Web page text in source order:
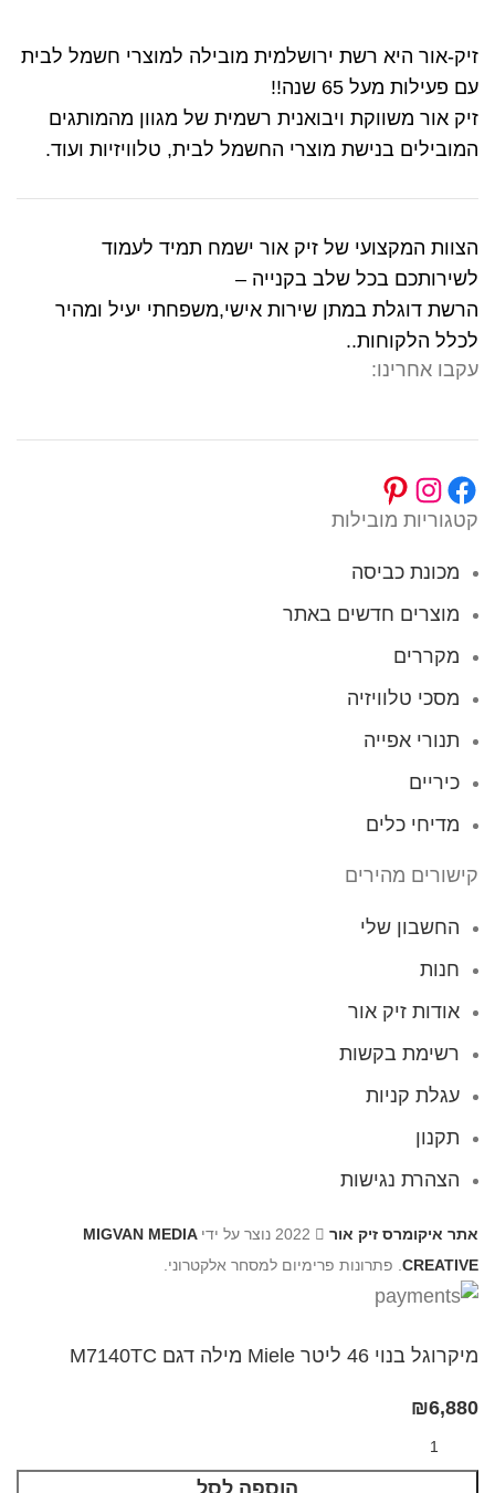
זיק-אור היא רשת ירושלמית מובילה למוצרי חשמל לבית
עם פעילות מעל 65 שנה!!
זיק אור משווקת ויבואנית רשמית של מגוון מהמותגים
המובילים בנישת מוצרי החשמל לבית, טלוויזיות ועוד.
הצוות המקצועי של זיק אור ישמח תמיד לעמוד
לשירותכם בכל שלב בקנייה –
הרשת דוגלת במתן שירות אישי,משפחתי יעיל ומהיר
לכלל הלקוחות..
עקבו אחרינו:
קטגוריות מובילות
מכונת כביסה
מוצרים חדשים באתר
מקררים
מסכי טלוויזיה
תנורי אפייה
כיריים
מדיחי כלים
קישורים מהירים
החשבון שלי
חנות
אודות זיק אור
רשימת בקשות
עגלת קניות
תקנון
הצהרת נגישות
אתר איקומרס זיק אור
MIGVAN MEDIA
CREATIVE . פתרונות פרימיום למסחר אלקטרוני.
מיקרוגל בנוי 46 ליטר Miele מילה דגם M7140TC
₪6,880